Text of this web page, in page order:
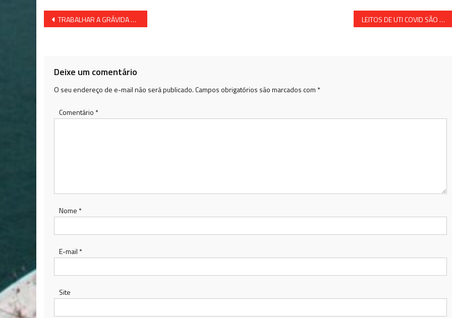
Navegação
TRABALHAR A GRÁVIDA NÃO PODIA MAS LEVAR 120 KG DE MACONHA SIM, AGORA O PARTO SERÁ NA PRISÃO LEITOS DE UTI COVID SÃO DESATIVADOS EM SAVADOR
Deixe um comentário
O seu endereço de e-mail não será publicado.Campos obrigatórios são marcados com *
Comentário *
Nome *
E-mail *
Site